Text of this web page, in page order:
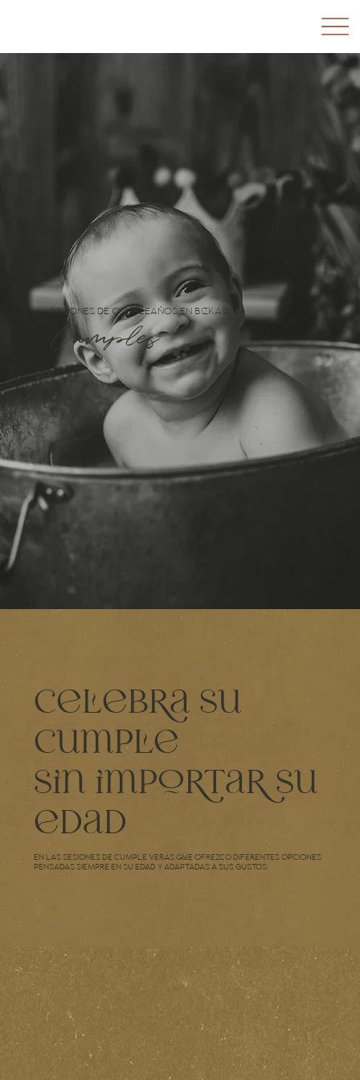
SESIONES DE CUMPLEAÑOS EN BIZKAIA
Cumples
Celebra su
cumple
sin importar su
edad
En las sesiones de cumple verás que ofrezco diferentes opciones
pensadas siempre en su edad y adaptadas a sus gustos: